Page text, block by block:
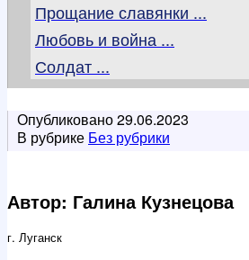
Прощание славянки ...
Любовь и война ...
Солдат ...
Опубликовано29.06.2023
В рубрике Без рубрики
Автор: Галина Кузнецова
г. Луганск